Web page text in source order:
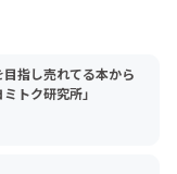
指し売れてる本から
トク研究所」